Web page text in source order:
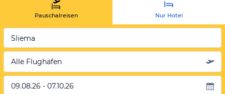
Pauschalreisen Nur Hotel
Sliema
Alle Flughäfen
09.08.26 - 07.10.26